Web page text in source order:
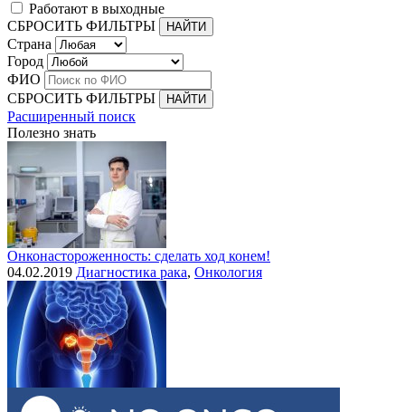
Работают в выходные
СБРОСИТЬ ФИЛЬТРЫ
Страна
Город
ФИО
СБРОСИТЬ ФИЛЬТРЫ
Расширенный поиск
Полезно знать
Онконастороженность: сделать ход конем!
04.02.2019 Диагностика рака, Онкология
Выделения при раке шейки матки